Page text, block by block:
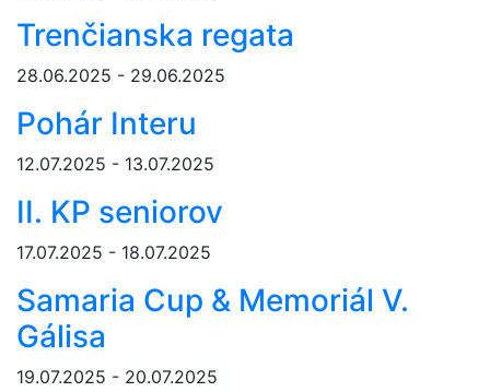
Trenčianska regata
28.06.2025 - 29.06.2025
Pohár Interu
12.07.2025 - 13.07.2025
II. KP seniorov
17.07.2025 - 18.07.2025
Samaria Cup & Memoriál V.
Gálisa
19.07.2025 - 20.07.2025